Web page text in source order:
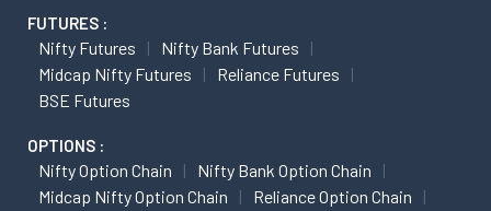
FUTURES :
Nifty Futures
Nifty Bank Futures
Midcap Nifty Futures
Reliance Futures
BSE Futures
OPTIONS :
Nifty Option Chain
Nifty Bank Option Chain
Midcap Nifty Option Chain
Reliance Option Chain